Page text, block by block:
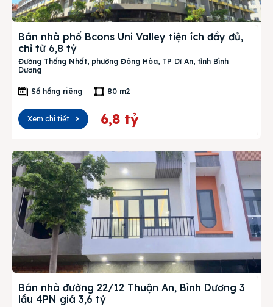
Bán nhà phố Bcons Uni Valley tiện ích đầy đủ,
chỉ từ 6,8 tỷ
Đường Thống Nhất, phường Đông Hòa, TP Dĩ An, tỉnh Bình
Dương
Sổ hồng riêng 80 m2
Xem chi tiết 6,8 tỷ
Bán nhà đường 22/12 Thuận An, Bình Dương 3
lầu 4PN giá 3,6 tỷ